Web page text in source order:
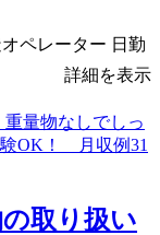
ペレーター 日勤
詳細を表示
の取り扱い